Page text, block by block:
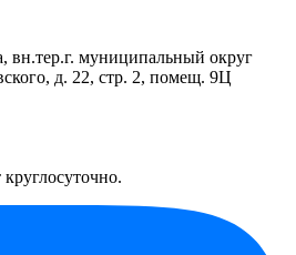
вн.тер.г. муниципальный округ
д. 22, стр. 2, помещ. 9Ц